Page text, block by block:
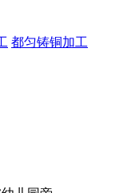
都匀铸铜加工